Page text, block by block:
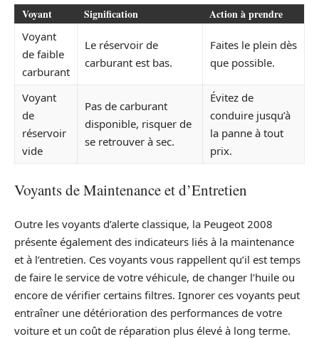
Voyant Signification Action à prendre
Voyant
de faible
carburant
Le réservoir de
carburant est bas.
Faites le plein dès
que possible.
Voyant
de
réservoir
vide
Pas de carburant
disponible, risquer de
se retrouver à sec.
Évitez de
conduire jusqu’à
la panne à tout
prix.
Voyants de Maintenance et d’Entretien
Outre les voyants d’alerte classique, la Peugeot 2008
présente également des indicateurs liés à la maintenance
et à l’entretien. Ces voyants vous rappellent qu’il est temps
de faire le service de votre véhicule, de changer l’huile ou
encore de vérifier certains filtres. Ignorer ces voyants peut
entraîner une détérioration des performances de votre
voiture et un coût de réparation plus élevé à long terme.